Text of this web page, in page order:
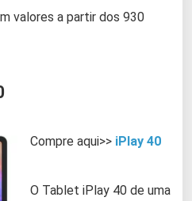
valores a partir dos 930
Compre aqui>> iPlay 40
O Tablet iPlay 40 de uma